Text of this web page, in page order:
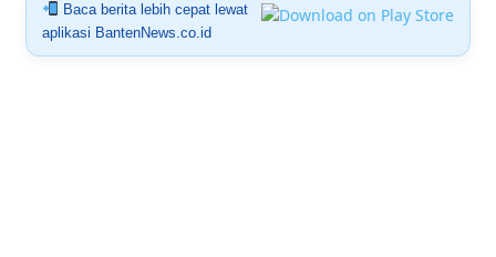
Baca berita lebih cepat lewat
aplikasi BantenNews.co.id